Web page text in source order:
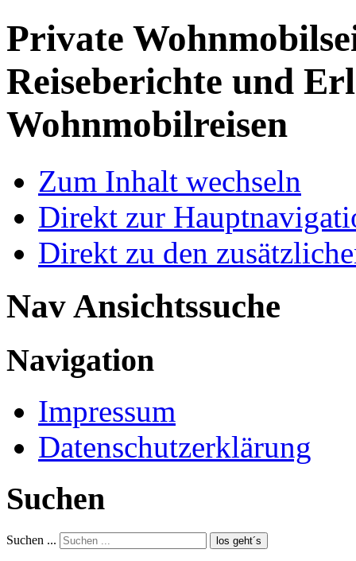
Private
Reiseberichte und
Wohnmobilreisen
Zum Inhalt wechseln
Direkt zur
Direkt zu den
Nav Ansichtssuche
Navigation
Impressum
Datenschutzerklärung
Suchen
Suchen ... los geht´s